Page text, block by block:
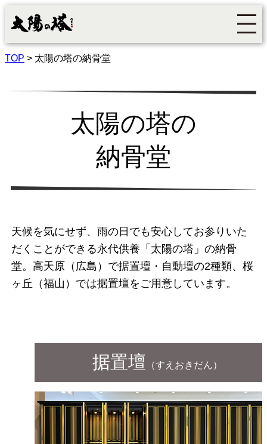
TOP > 太陽の塔の納骨堂
太陽の塔の
納骨堂
天候を気にせず、雨の日でも安心してお参りいた
だくことができる永代供養「太陽の塔」の納骨
堂。高天原（広島）で据置壇・自動壇の2種類、桜
ヶ丘（福山）では据置壇をご用意しています。
据置壇 （すえおきだん）